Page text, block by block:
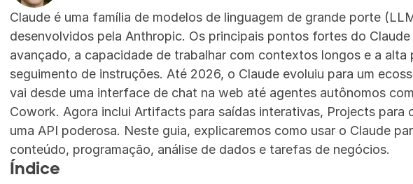
Claude é uma família de modelos de linguagem de grande porte
desenvolvidos pela Anthropic. Os principais pontos fortes do
avançado, a capacidade de trabalhar com contextos longos e a alta
seguimento de instruções. Até 2026, o Claude evoluiu para um
vai desde uma interface de chat na web até agentes autônomos
Cowork. Agora inclui Artifacts para saídas interativas, Projects para
uma API poderosa. Neste guia, explicaremos como usar o Claude
conteúdo, programação, análise de dados e tarefas de negócios.
Índice